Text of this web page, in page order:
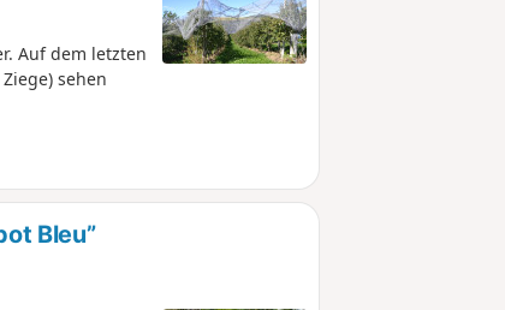
Auf dem letzten
sehen
Bleu”